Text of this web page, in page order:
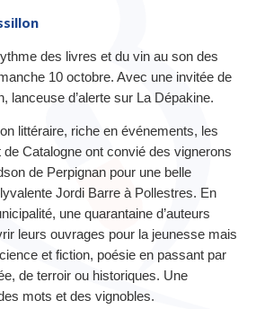
des livres et du vin au son des
10 octobre. Avec une invitée de
lanceuse d’alerte sur La Dépakine.
littéraire, riche en événements, les
de Catalogne ont convié des vignerons
de Perpignan pour une belle
Jordi Barre à Pollestres. En
une quarantaine d’auteurs
leurs ouvrages pour la jeunesse mais
et fiction, poésie en passant par
de terroir ou historiques. Une
mots et des vignobles.